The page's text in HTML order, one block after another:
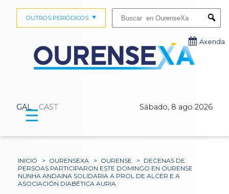
GAL CAST Sábado, 8 ago 2026
OUTROS PERIÓDICOS
Axenda
☰
INICIO > OURENSEXA > OURENSE > DECENAS DE
PERSOAS PARTICIPARON ESTE DOMINGO EN OURENSE
NUNHA ANDAINA SOLIDARIA A PROL DE ALCER E A
ASOCIACIÓN DIABÉTICA AURIA